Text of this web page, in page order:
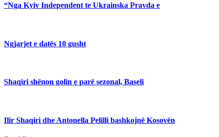
“Nga Kyiv Independent te Ukrainska Pravda e
Ngjarjet e datës 10 gusht
Shaqiri shënon golin e parë sezonal, Baseli
Ilir Shaqiri dhe Antonella Pelilli bashkojnë Kosovën